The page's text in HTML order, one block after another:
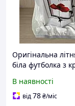
Оригінальна
біла футболка з
розмір 50,56
В наявності
від78₴/міс